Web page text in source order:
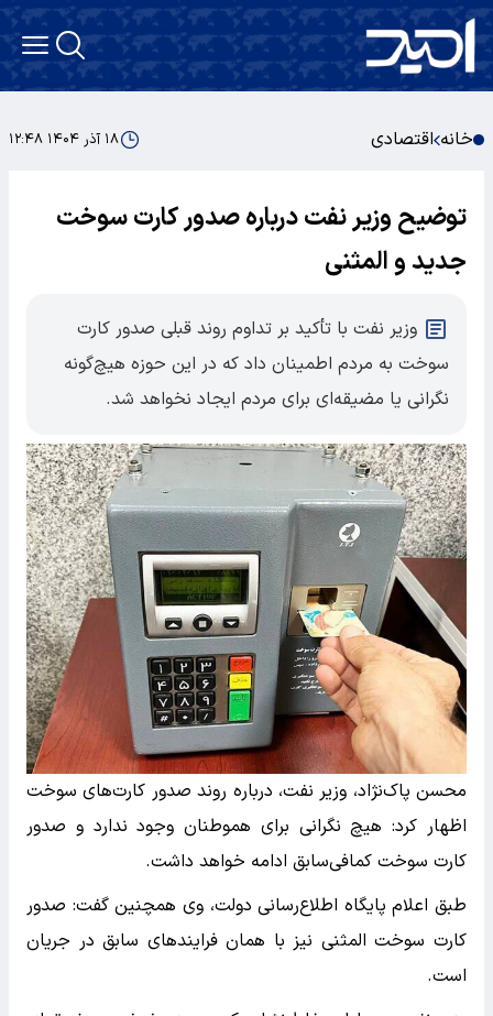
خانه اقتصادی ۱۸ آذر ۱۴۰۴ ۱۲:۴۸
توضیح وزیر نفت درباره صدور کارت سوخت
جدید و المثنی
وزیر نفت با تأکید بر تداوم روند قبلی صدور کارت
سوخت به مردم اطمینان داد که در این حوزه هیچ‌گونه
نگرانی یا مضیقه‌ای برای مردم ایجاد نخواهد شد.
محسن پاک‌نژاد، وزیر نفت، درباره روند صدور کارت‌های سوخت
اظهار کرد: هیچ نگرانی برای هموطنان وجود ندارد و صدور
کارت سوخت کمافی‌سابق ادامه خواهد داشت.
طبق اعلام پایگاه اطلاع‌رسانی دولت، وی همچنین گفت: صدور
کارت سوخت المثنی نیز با همان فرایندهای سابق در جریان
است.